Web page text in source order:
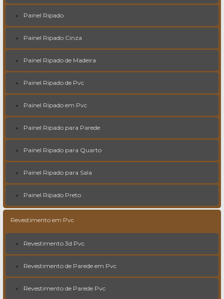
Painel Ripado
Painel Ripado Cinza
Painel Ripado de Madeira
Painel Ripado de Pvc
Painel Ripado em Pvc
Painel Ripado para Parede
Painel Ripado para Quarto
Painel Ripado para Sala
Painel Ripado Preto
Revestimento em Pvc
Revestimento 3d Pvc
Revestimento de Parede em Pvc
Revestimento de Parede Pvc